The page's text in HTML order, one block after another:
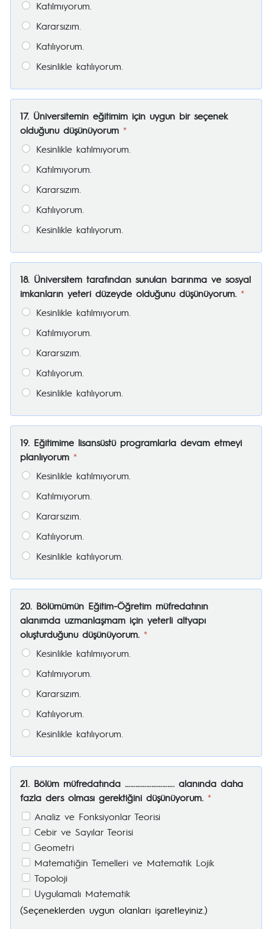
Katılmıyorum.
Kararsızım.
Katılıyorum.
Kesinlikle katılıyorum.
17. Üniversitemin eğitimim için uygun bir seçenek
olduğunu düşünüyorum *
Kesinlikle katılmıyorum.
Katılmıyorum.
Kararsızım.
Katılıyorum.
Kesinlikle katılıyorum.
18. Üniversitem tarafından sunulan barınma ve sosyal
imkanların yeteri düzeyde olduğunu düşünüyorum. *
Kesinlikle katılmıyorum.
Katılmıyorum.
Kararsızım.
Katılıyorum.
Kesinlikle katılıyorum.
19. Eğitimime lisansüstü programlarla devam etmeyi
planlıyorum *
Kesinlikle katılmıyorum.
Katılmıyorum.
Kararsızım.
Katılıyorum.
Kesinlikle katılıyorum.
20. Bölümümün Eğitim-Öğretim müfredatının
alanımda uzmanlaşmam için yeterli altyapı
oluşturduğunu düşünüyorum. *
Kesinlikle katılmıyorum.
Katılmıyorum.
Kararsızım.
Katılıyorum.
Kesinlikle katılıyorum.
21. Bölüm müfredatında ………………………. alanında daha
fazla ders olması gerektiğini düşünüyorum. *
Analiz ve Fonksiyonlar Teorisi
Cebir ve Sayılar Teorisi
Geometri
Matematiğin Temelleri ve Matematik Lojik
Topoloji
Uygulamalı Matematik
(Seçeneklerden uygun olanları işaretleyiniz.)